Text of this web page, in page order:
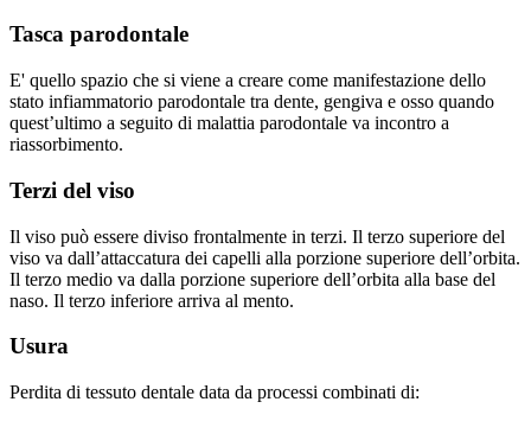
Tasca parodontale
E' quello spazio che si viene a creare come manifestazione dello
stato infiammatorio parodontale tra dente, gengiva e osso quando
quest’ultimo a seguito di malattia parodontale va incontro a
riassorbimento.
Terzi del viso
Il viso può essere diviso frontalmente in terzi. Il terzo superiore del
viso va dall’attaccatura dei capelli alla porzione superiore dell’orbita.
Il terzo medio va dalla porzione superiore dell’orbita alla base del
naso. Il terzo inferiore arriva al mento.
Usura
Perdita di tessuto dentale data da processi combinati di: